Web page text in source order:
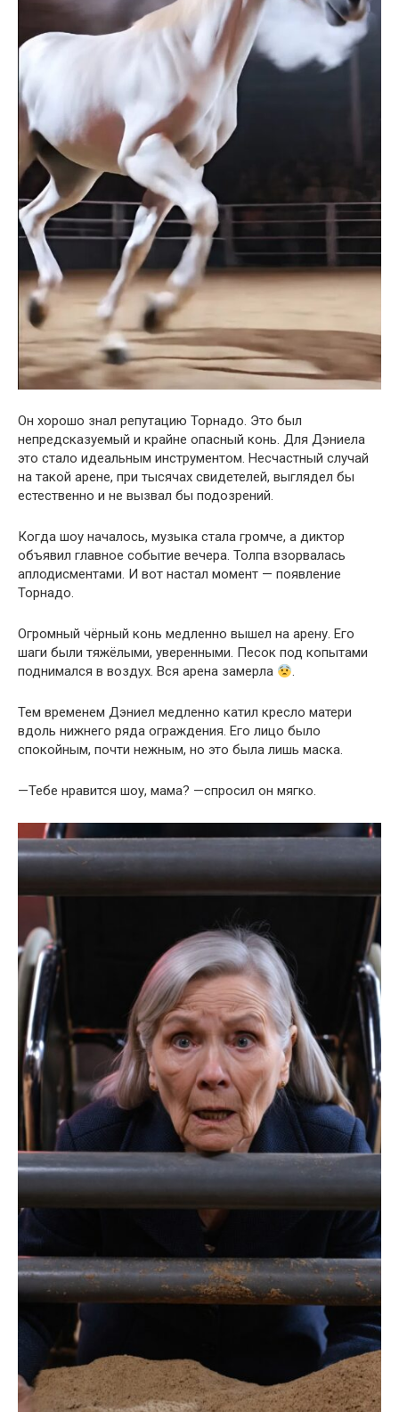
Он хорошо знал репутацию Торнадо. Это был
непредсказуемый и крайне опасный конь. Для Дэниела
это стало идеальным инструментом. Несчастный случай
на такой арене, при тысячах свидетелей, выглядел бы
естественно и не вызвал бы подозрений.
Когда шоу началось, музыка стала громче, а диктор
объявил главное событие вечера. Толпа взорвалась
аплодисментами. И вот настал момент — появление
Торнадо.
Огромный чёрный конь медленно вышел на арену. Его
шаги были тяжёлыми, уверенными. Песок под копытами
поднимался в воздух. Вся арена замерла
.
Тем временем Дэниел медленно катил кресло матери
вдоль нижнего ряда ограждения. Его лицо было
спокойным, почти нежным, но это была лишь маска.
—Тебе нравится шоу, мама? —спросил он мягко.